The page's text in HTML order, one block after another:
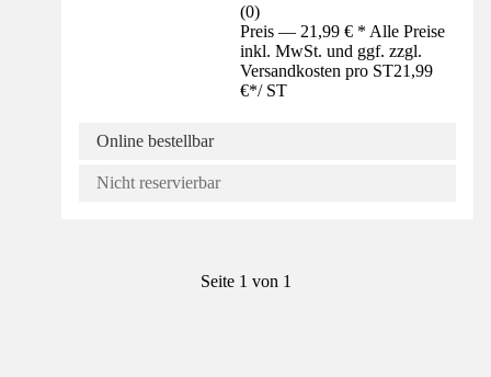
(0)
Preis — 21,99 € * Alle Preise
inkl. MwSt. und ggf. zzgl.
Versandkosten pro ST21,99
€*/ ST
Online bestellbar
Nicht reservierbar
Seite 1 von 1